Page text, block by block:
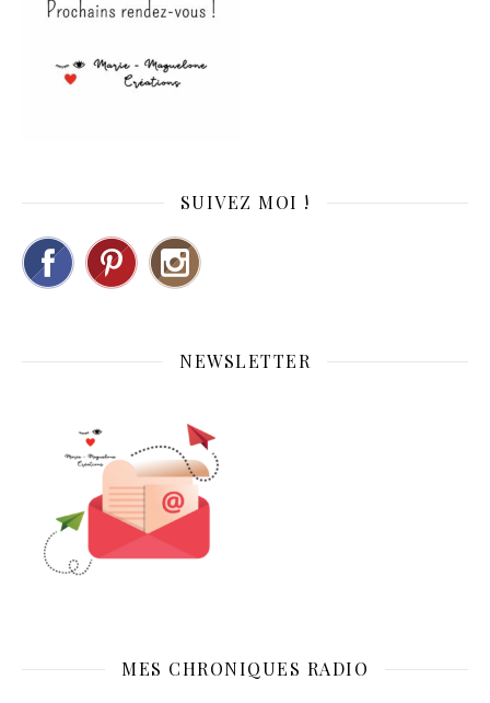
SUIVEZ MOI !
NEWSLETTER
MES CHRONIQUES RADIO